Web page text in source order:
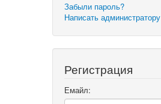
Забыли пароль?
Написать администратору
Регистрация
Емайл: